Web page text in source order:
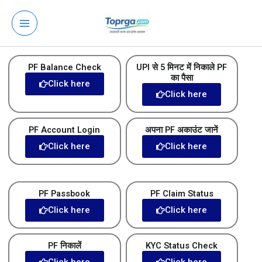
content
PF Balance Check
Click here
UPI से 5 मिनट में निकाले PF
का पैसा
Click here
PF Account Login
Click here
अपना PF अकाउंट जानें
Click here
PF Passbook
Click here
PF Claim Status
Click here
PF निकालें
KYC Status Check